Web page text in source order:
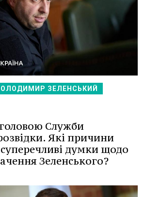
ЗЕЛЕНСЬКИЙ
Служби
Які причини
думки щодо
Зеленського?